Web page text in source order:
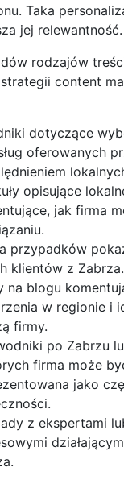
Taka
jej relewantność.
rodzajów
content
dotyczące
oferowanych
opisujące
jak firma
przypadków
klientów z Zabrza.
na blogu
w regionie i
firmy.
po Zabrzu
firma może
jako
z ekspertami